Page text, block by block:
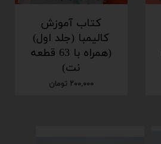
کتاب آموزش
کالیمبا (جلد اول)
(همراه با 63 قطعه
نت)
۲۰۰,۰۰۰ تومان